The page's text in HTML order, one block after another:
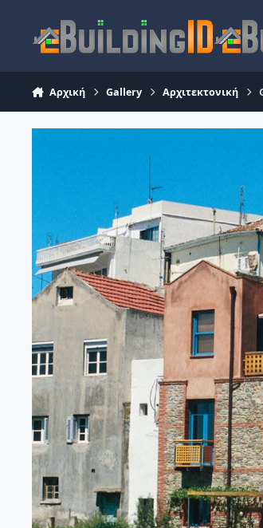
Αρχική Gallery Αρχιτεκτονική